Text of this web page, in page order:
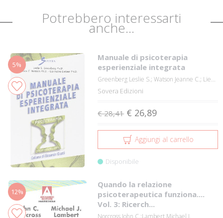
Potrebbero interessarti
anche...
5%
Manuale di psicoterapia
esperienziale integrata
Greenberg Leslie S.; Watson Jeanne C.; Lie...
Sovera Edizioni
€ 28,41 € 26,89
Aggiungi al carrello
Disponibile
12%
Quando la relazione
psicoterapeutica funziona....
Vol. 3: Ricerch...
Norcross John C.;Lambert Michael J.